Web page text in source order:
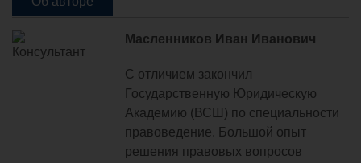
Масленников Иван Иванович
С отличием закончил
Государственную Юридическую
Академию (ВСШ) по специальности
правоведение. Большой опыт
решения правовых вопросов